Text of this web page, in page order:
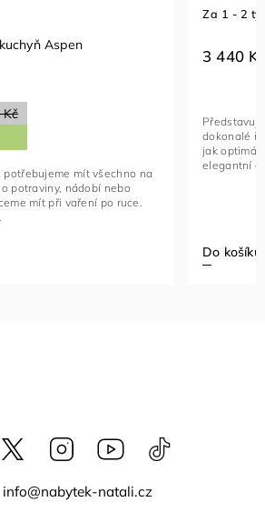
Aspen
Kč
mít všechno na
potraviny, nádobí nebo
mít při vaření po ruce.
Za 1 - 2
3 440
Do košíku
dokonalé
jak
elegantní a
NataliNabytek
Instagram YouTube
info@nabytek-natali.cz